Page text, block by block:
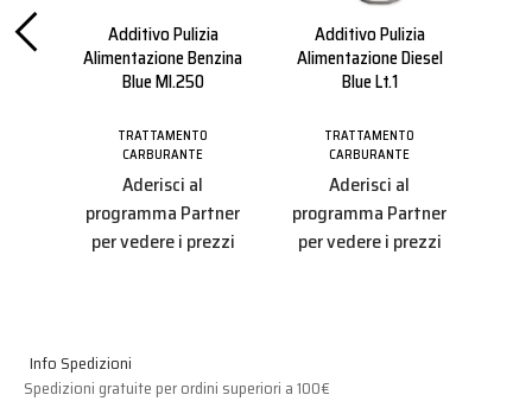
Additivo Pulizia
Alimentazione Benzina
Blue Ml.250
TRATTAMENTO
CARBURANTE
Aderisci al
programma Partner
per vedere i prezzi
Additivo Pulizia
Alimentazione Diesel
Blue Lt.1
TRATTAMENTO
CARBURANTE
Aderisci al
programma Partner
per vedere i prezzi
Info Spedizioni
Spedizioni gratuite per ordini superiori a 100€